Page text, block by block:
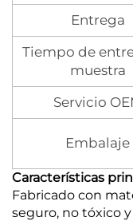
Entrega
Tiempo de
muestra
Servicio
Embalaje
Características
Fabricado con
seguro, no tóxico